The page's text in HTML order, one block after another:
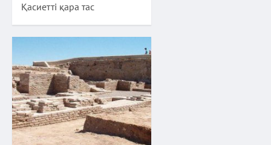
Қасиетті қара тас